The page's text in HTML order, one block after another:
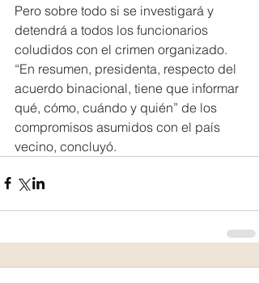
Pero sobre todo si se investigará y
detendrá a todos los funcionarios
coludidos con el crimen organizado.
“En resumen, presidenta, respecto del
acuerdo binacional, tiene que informar
qué, cómo, cuándo y quién” de los
compromisos asumidos con el país
vecino, concluyó.